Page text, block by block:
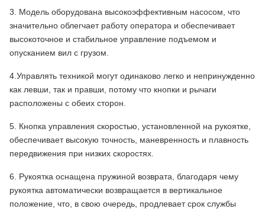
3. Модель оборудована высокоэффективным насосом, что
значительно облегчает работу оператора и обеспечивает
высокоточное и стабильное управление подъемом и
опусканием вил с грузом.
4.Управлять техникой могут одинаково легко и непринужденно
как левши, так и правши, потому что кнопки и рычаги
расположены с обеих сторон.
5. Кнопка управления скоростью, установленной на рукоятке,
обеспечивает высокую точность, маневренность и плавность
передвижения при низких скоростях.
6. Рукоятка оснащена пружиной возврата, благодаря чему
рукоятка автоматически возвращается в вертикальное
положение, что, в свою очередь, продлевает срок службы